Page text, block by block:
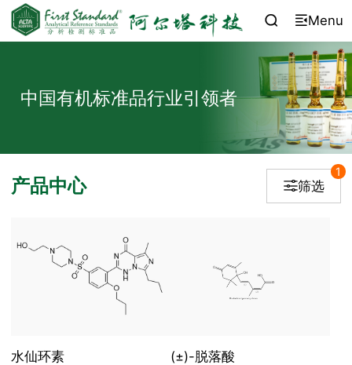
 Menu
中国有机标准品行业引领者
产品中心 筛选
1
水仙环素 (±)-脱落酸